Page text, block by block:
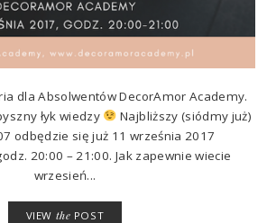
dla Absolwentów DecorAmor Academy.
łyk wiedzy
Najbliższy (siódmy już)
odbędzie się już 11 września 2017
20:00 – 21:00. Jak zapewnie wiecie
wrzesień...
VIEW the POST